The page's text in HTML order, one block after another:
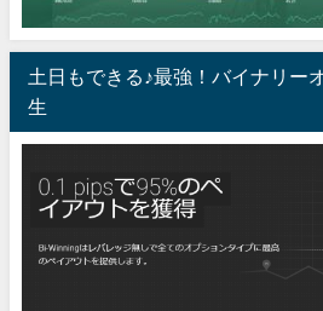
土日もできる♪最強！バイナリー
生